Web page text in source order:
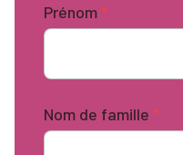
Prénom*
Nom de famille *